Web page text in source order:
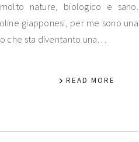
nature, biologico e sano.
giapponesi, per me sono una
che sta diventanto una…
READ MORE